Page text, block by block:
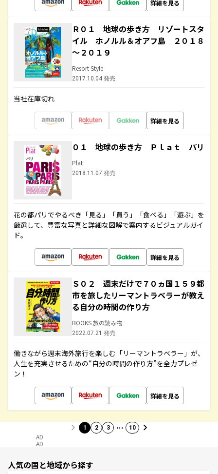
詳細を見る
Ｒ０１ 地球の歩き方 リゾートスタ
イル ホノルル＆オアフ島 ２０１８
～２０１９
Resort Style
2017.10.04 発売
当社在庫切れ
詳細を見る
０１ 地球の歩き方 Ｐｌａｔ パリ
Plat
2018.11.07 発売
花の都パリでやるべき「見る」「買う」「食べる」「遊ぶ」を
厳選して、豊富な写真と詳細な図解で案内するビジュアルガイ
ド。
詳細を見る
Ｓ０２ 週末だけで７０ヵ国１５９都
市を旅したリーマントラベラーが教え
る自分の時間の作り方
BOOKS 旅の読み物
2022.07.21 発売
働きながら週末海外旅行を楽しむ「リーマントラベラー」が、
人生を充実させるための“自分の時間の作り方”を全力プレゼ
ン！
詳細を見る
1 2 3 … 10
AD
AD
人気の国と地域から探す